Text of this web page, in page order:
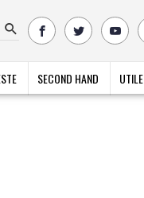
SECOND HAND UTILE